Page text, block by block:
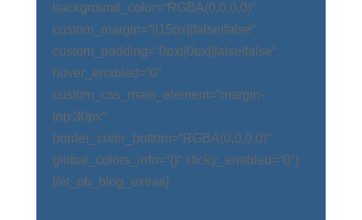
background_color=“RGBA(0,0,0,0)“
custom_margin=“||15px||false|false“
custom_padding=“0px||0px||false|false“
hover_enabled=“0″
custom_css_main_element=“margin-
top:30px“
border_color_bottom=“RGBA(0,0,0,0)“
global_colors_info=“{}“ sticky_enabled=“0″]
[/et_pb_blog_extras]